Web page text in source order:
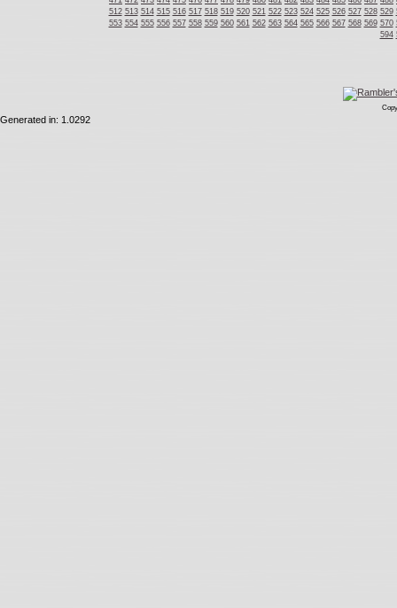
512 513 514 515 516 517 518 519 520 521 522 523 524 525 526 527 528 529
553 554 555 556 557 558 559 560 561 562 563 564 565 566 567 568 569 570
594
Generated in: 1.0292